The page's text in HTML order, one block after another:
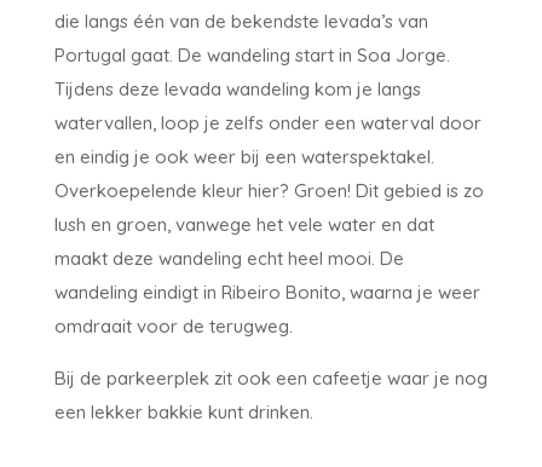
die langs één van de bekendste levada’s van
Portugal gaat. De wandeling start in Soa Jorge.
Tijdens deze levada wandeling kom je langs
watervallen, loop je zelfs onder een waterval door
en eindig je ook weer bij een waterspektakel.
Overkoepelende kleur hier? Groen! Dit gebied is zo
lush en groen, vanwege het vele water en dat
maakt deze wandeling echt heel mooi. De
wandeling eindigt in Ribeiro Bonito, waarna je weer
omdraait voor de terugweg.
Bij de parkeerplek zit ook een cafeetje waar je nog
een lekker bakkie kunt drinken.